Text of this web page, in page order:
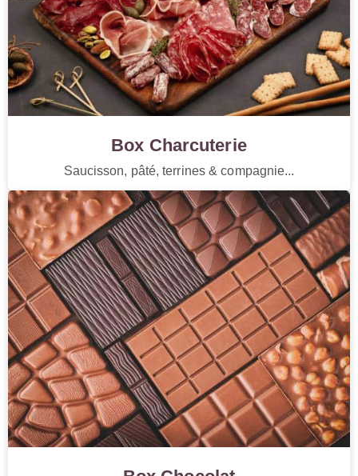
Box Charcuterie
Saucisson, pâté, terrines & compagnie...